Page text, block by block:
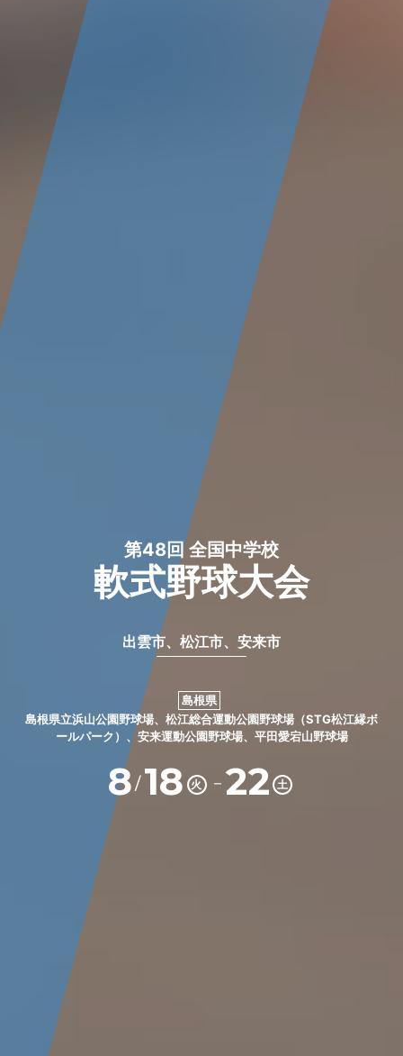
第48回 全国中学校
軟式野球大会
出雲市、松江市、安来市
島根県
島根県立浜山公園野球場、松江総合運動公園野球場（STG松江縁ボ
ールパーク）、安来運動公園野球場、平田愛宕山野球場
8/18 火 － 22 土